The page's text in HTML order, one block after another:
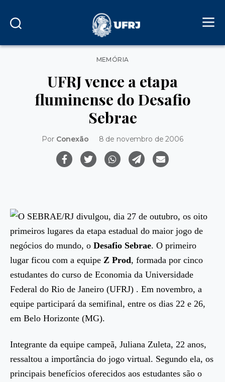
Categorias
MEMÓRIA
UFRJ vence a etapa
fluminense do Desafio
Sebrae
Por Conexão 8 de novembro de 2006
O SEBRAE/RJ divulgou, dia 27 de outubro, os oito
primeiros lugares da etapa estadual do maior jogo de
negócios do mundo, o Desafio Sebrae. O primeiro
lugar ficou com a equipe Z Prod, formada por cinco
estudantes do curso de Economia da Universidade
Federal do Rio de Janeiro (UFRJ) . Em novembro, a
equipe participará da semifinal, entre os dias 22 e 26,
em Belo Horizonte (MG).
Integrante da equipe campeã, Juliana Zuleta, 22 anos,
ressaltou a importância do jogo virtual. Segundo ela, os
principais benefícios oferecidos aos estudantes são o